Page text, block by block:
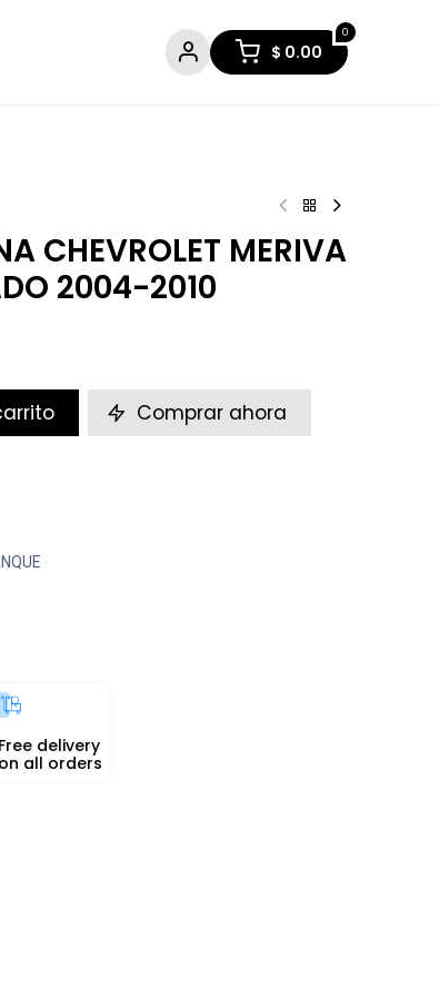
0
$ 0.00
CHEVROLET MERIVA
2004-2010
Comprar ahora
Free delivery
on all orders